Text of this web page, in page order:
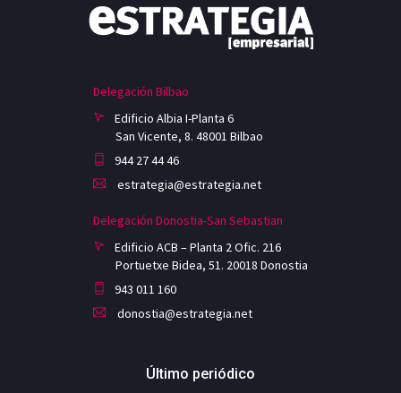
Delegación Bilbao
Edificio Albia I-Planta 6
San Vicente, 8. 48001 Bilbao
944 27 44 46
estrategia@estrategia.net
Delegación Donostia-San Sebastian
Edificio ACB – Planta 2 Ofic. 216
Portuetxe Bidea, 51. 20018 Donostia
943 011 160
donostia@estrategia.net
Último periódico